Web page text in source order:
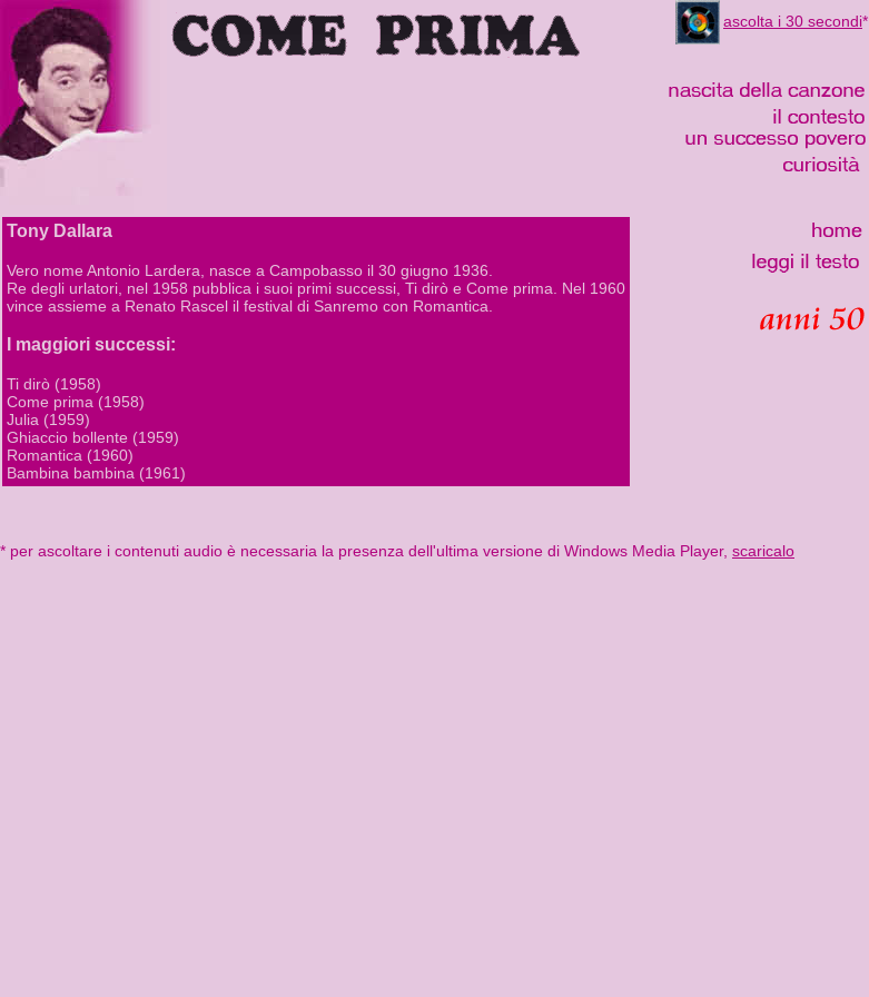
ascolta i 30 secondi*
Tony Dallara
Vero nome Antonio Lardera, nasce a Campobasso il 30 giugno 1936.
Re degli urlatori, nel 1958 pubblica i suoi primi successi, Ti dirò e Come prima. Nel 1960
vince assieme a Renato Rascel il festival di Sanremo con Romantica.
I maggiori successi:
Ti dirò (1958)
Come prima (1958)
Julia (1959)
Ghiaccio bollente (1959)
Romantica (1960)
Bambina bambina (1961)
* per ascoltare i contenuti audio è necessaria la presenza dell'ultima versione di Windows Media Player, scaricalo